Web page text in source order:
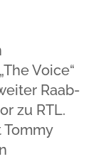
Voice“
Raab-
zu RTL.